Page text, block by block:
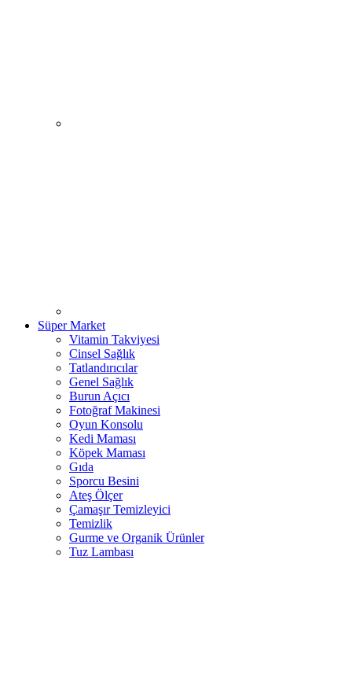
Süper Market
Vitamin Takviyesi
Cinsel Sağlık
Tatlandırıcılar
Genel Sağlık
Burun Açıcı
Fotoğraf Makinesi
Oyun Konsolu
Kedi Maması
Köpek Maması
Gıda
Sporcu Besini
Ateş Ölçer
Çamaşır Temizleyici
Temizlik
Gurme ve Organik Ürünler
Tuz Lambası